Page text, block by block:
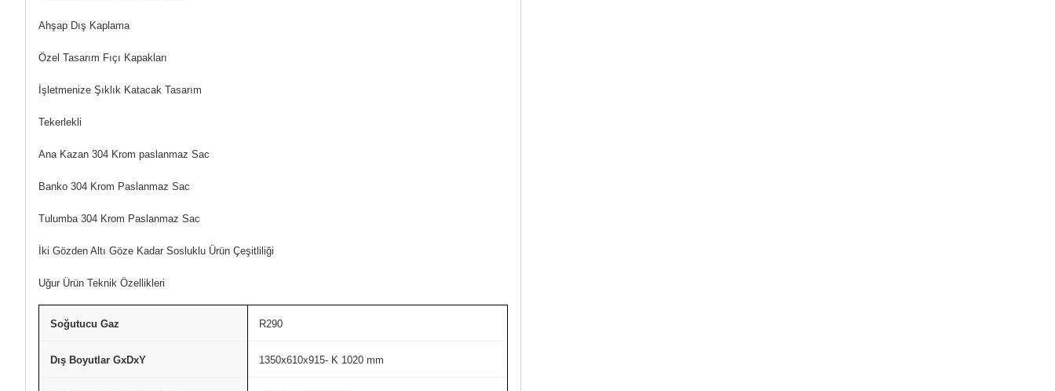
Ahşap Dış Kaplama
Özel Tasarım Fıçı Kapakları
İşletmenize Şıklık Katacak Tasarım
Tekerlekli
Ana Kazan 304 Krom paslanmaz Sac
Banko 304 Krom Paslanmaz Sac
Tulumba 304 Krom Paslanmaz Sac
İki Gözden Altı Göze Kadar Sosluklu Ürün Çeşitliliği
Uğur Ürün Teknik Özellikleri
Soğutucu Gaz R290
Dış Boyutlar GxDxY 1350x610x915- K 1020 mm